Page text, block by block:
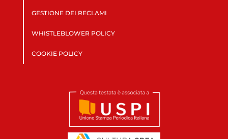
GESTIONE DEI RECLAMI
WHISTLEBLOWER POLICY
COOKIE POLICY